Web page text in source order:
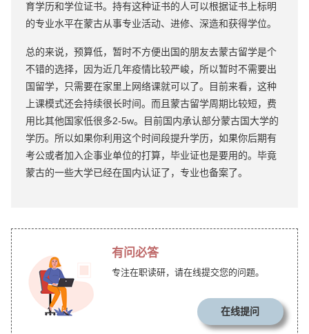
育学历和学位证书。持有这种证书的人可以根据证书上标明
的专业水平在蒙古从事专业活动、进修、深造和获得学位。
总的来说，预算低，暂时不方便出国的朋友去蒙古留学是个
不错的选择，因为近几年疫情比较严峻，所以暂时不需要出
国留学，只需要在家里上网络课就可以了。目前来看，这种
上课模式还会持续很长时间。而且蒙古留学周期比较短，费
用比其他国家低很多2-5w。目前国内承认部分蒙古国大学的
学历。所以如果你利用这个时间段提升学历，如果你后期有
考公或者加入企事业单位的打算，毕业证也是要用的。毕竟
蒙古的一些大学已经在国内认证了，专业也备案了。
有问必答
专注在职读研，请在线提交您的问题。
在线提问